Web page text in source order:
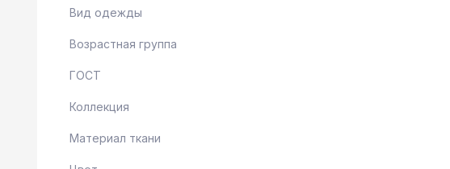
Вид одежды
Возрастная группа
ГОСТ
Коллекция
Материал ткани